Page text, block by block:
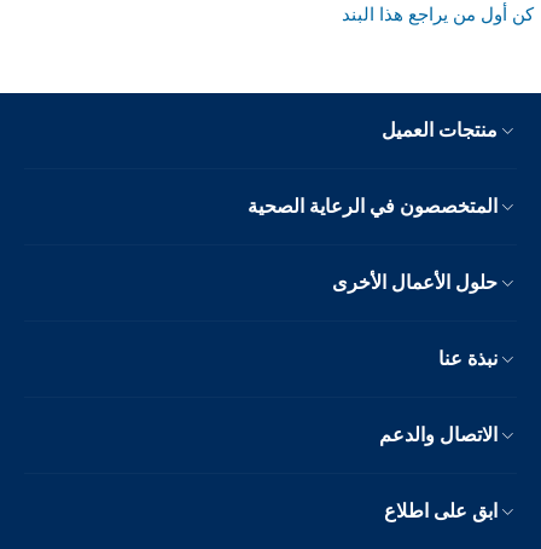
كن أول من يراجع هذا البند
منتجات العميل
المتخصصون في الرعاية الصحية
حلول الأعمال الأخرى
نبذة عنا
الاتصال والدعم
ابق على اطلاع